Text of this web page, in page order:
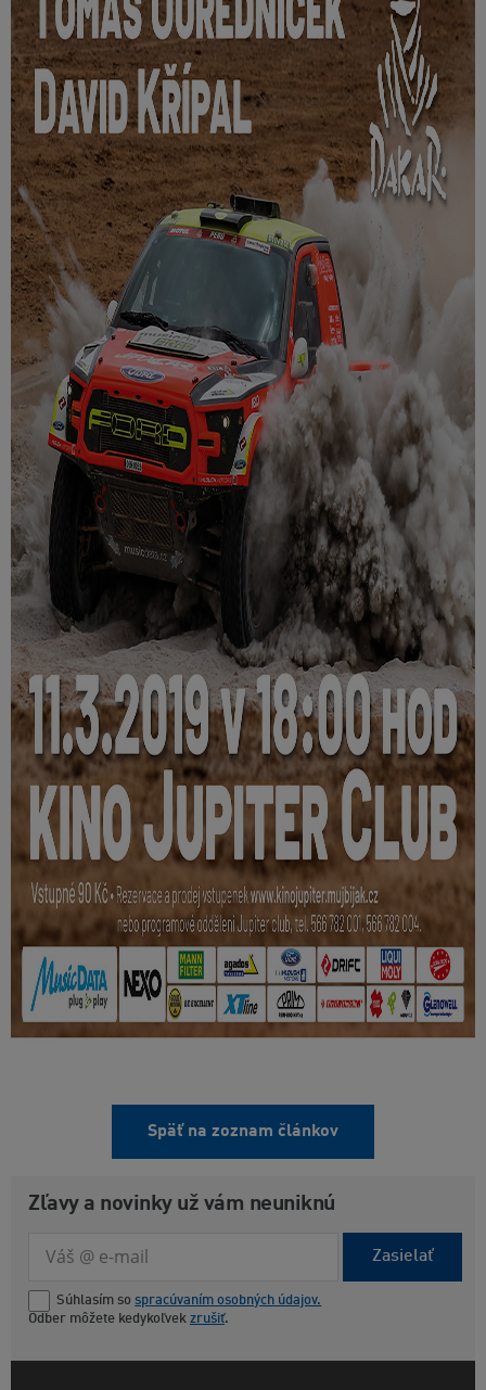
Späť na zoznam článkov
Zľavy a novinky už vám neuniknú
Zasielať
Súhlasím so spracúvaním osobných údajov.
Odber môžete kedykoľvek zrušiť.